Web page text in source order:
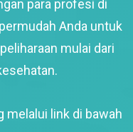
para profesi di
Anda untuk
mulai dari
melalui link di bawah